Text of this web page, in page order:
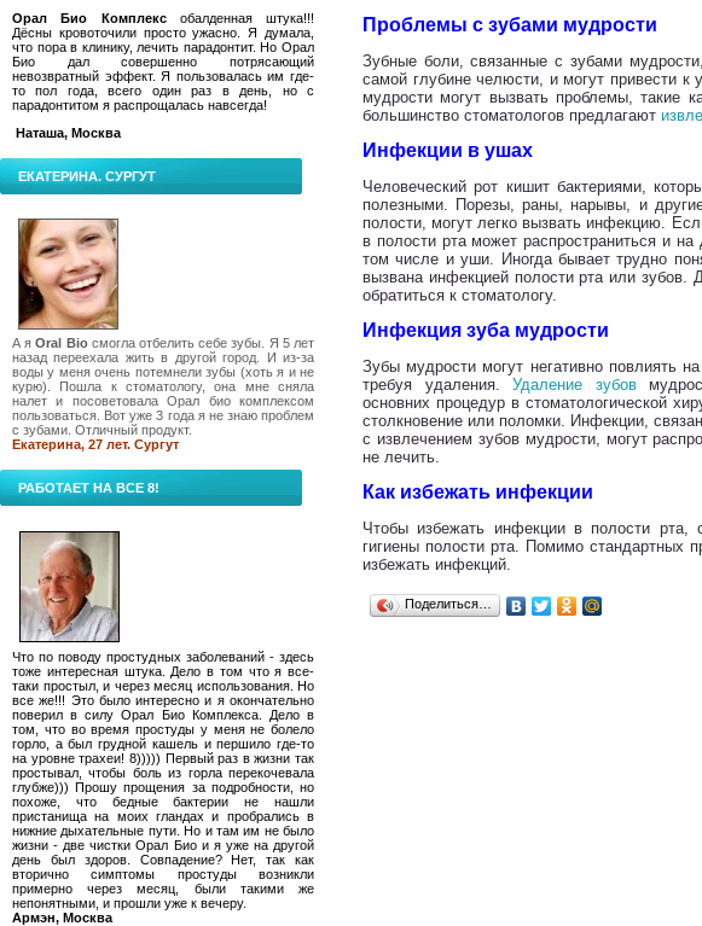
Орал Био Комплексобалденная штука!!!
Дёсны кровоточили просто ужасно. Я думала,
что пора в клинику, лечить парадонтит. Но Орал
Био дал совершенно потрясающий
невозвратный эффект. Я пользовалась им где-
то пол года, всего один раз в день, но с
парадонтитом я распрощалась навсегда!
Наташа, Москва
ЕКАТЕРИНА. СУРГУТ
А я Oral Bio смогла отбелить себе зубы. Я 5 лет
назад переехала жить в другой город. И из-за
воды у меня очень потемнели зубы (хоть я и не
курю). Пошла к стоматологу, она мне сняла
налет и посоветовала Орал био комплексом
пользоваться. Вот уже 3 года я не знаю проблем
с зубами. Отличный продукт.
Екатерина, 27 лет. Сургут
РАБОТАЕТ НА ВСЕ 8!
Что по поводу простудных заболеваний - здесь
тоже интересная штука. Дело в том что я все-
таки простыл, и через месяц использования. Но
все же!!! Это было интересно и я окончательно
поверил в силу Орал Био Комплекса. Дело в
том, что во время простуды у меня не болело
горло, а был грудной кашель и першило где-то
на уровне трахеи! 8))))) Первый раз в жизни так
простывал, чтобы боль из горла перекочевала
глубже))) Прошу прощения за подробности, но
похоже, что бедные бактерии не нашли
пристанища на моих гландах и пробрались в
нижние дыхательные пути. Но и там им не было
жизни - две чистки Орал Био и я уже на другой
день был здоров. Совпадение? Нет, так как
вторично симптомы простуды возникли
примерно через месяц, были такими же
непонятными, и прошли уже к вечеру.
Армэн, Москва
Проблемы с зубами мудрости
Зубные боли, связанные с зубами
самой глубине челюсти, и могут привести
мудрости могут вызвать проблемы, такие
большинство стоматологов предлагают
Инфекции в ушах
Человеческий рот кишит бактериями,
полезными. Порезы, раны, нарывы, и
полости, могут легко вызвать инфекцию.
в полости рта может распространиться и на
том числе и уши. Иногда бывает трудно
вызвана инфекцией полости рта или зубов.
обратиться к стоматологу.
Инфекция зуба мудрости
Зубы мудрости могут негативно повлиять
требуя удаления.Удаление зубов
основних процедур в стоматологической
столкновение или поломки. Инфекции,
с извлечением зубов мудрости, могут
не лечить.
Как избежать инфекции
Чтобы избежать инфекции в полости
гигиены полости рта. Помимо
избежать инфекций.
Поделиться…